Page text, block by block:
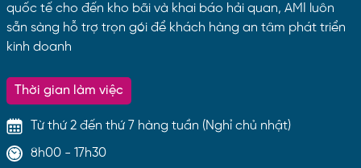
quốc tế cho đến kho bãi và khai báo hải quan, AMI luôn
sẵn sàng hỗ trợ trọn gói để khách hàng an tâm phát triển
kinh doanh
Thời gian làm việc
Từ thứ 2 đến thứ 7 hàng tuần (Nghỉ chủ nhật)
8h00 - 17h30